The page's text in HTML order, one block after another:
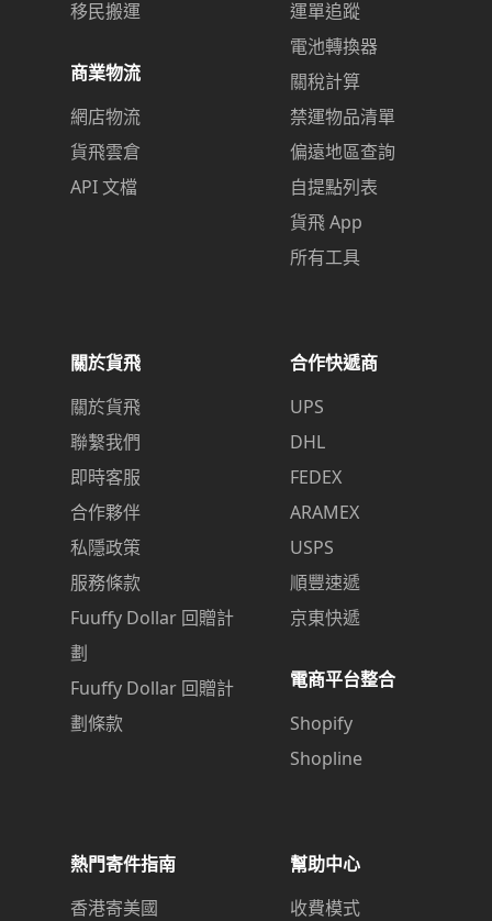
移民搬運
商業物流
網店物流
貨飛雲倉
API 文檔
運單追蹤
電池轉換器
關稅計算
禁運物品清單
偏遠地區查詢
自提點列表
貨飛 App
所有工具
關於貨飛
關於貨飛
聯繫我們
即時客服
合作夥伴
私隱政策
服務條款
Fuuffy Dollar 回贈計
劃
Fuuffy Dollar 回贈計
劃條款
合作快遞商
UPS
DHL
FEDEX
ARAMEX
USPS
順豐速遞
京東快遞
電商平台整合
Shopify
Shopline
熱門寄件指南
香港寄美國
幫助中心
收費模式